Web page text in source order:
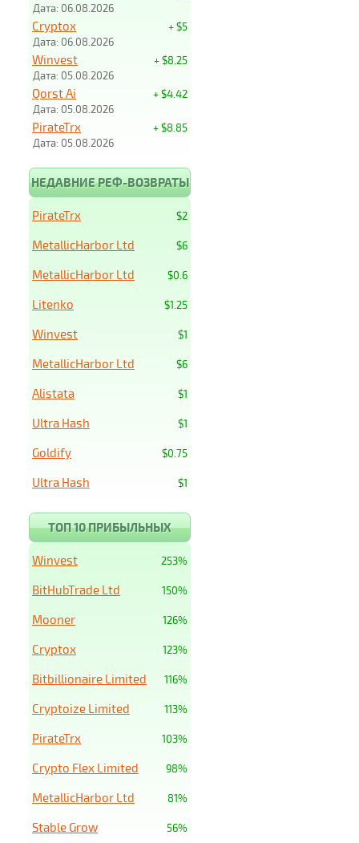
Дата: 06.08.2026
+ $5
Cryptox
Дата: 06.08.2026
+ $8.25
Winvest
Дата: 05.08.2026
+ $4.42
Qorst Ai
Дата: 05.08.2026
+ $8.85
PirateTrx
Дата: 05.08.2026
НЕДАВНИЕ РЕФ-ВОЗВРАТЫ
$2
PirateTrx
$6
MetallicHarbor Ltd
$0.6
MetallicHarbor Ltd
$1.25
Litenko
$1
Winvest
$6
MetallicHarbor Ltd
$1
Alistata
$1
Ultra Hash
$0.75
Goldify
$1
Ultra Hash
ТОП 10 ПРИБЫЛЬНЫХ
253%
Winvest
150%
BitHubTrade Ltd
126%
Mooner
123%
Cryptox
116%
Bitbillionaire Limited
113%
Cryptoize Limited
103%
PirateTrx
98%
Crypto Flex Limited
81%
MetallicHarbor Ltd
56%
Stable Grow